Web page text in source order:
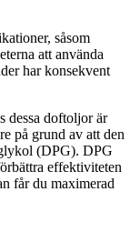
såsom
att använda
har konsekvent
dessa doftoljor är
på grund av att den
(DPG). DPG
effektiviteten
får du maximerad